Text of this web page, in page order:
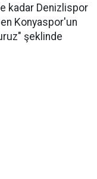
kadar Denizlispor
Konyaspor'un
şeklinde